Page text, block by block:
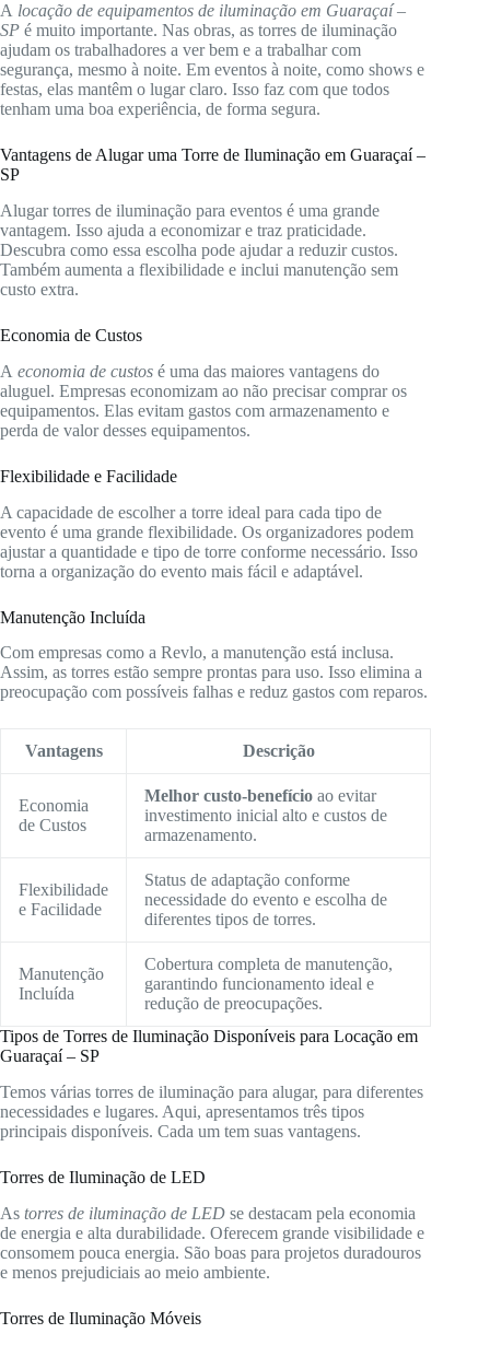
A locação de equipamentos de iluminação em Guaraçaí –
SP é muito importante. Nas obras, as torres de iluminação
ajudam os trabalhadores a ver bem e a trabalhar com
segurança, mesmo à noite. Em eventos à noite, como shows e
festas, elas mantêm o lugar claro. Isso faz com que todos
tenham uma boa experiência, de forma segura.
Vantagens de Alugar uma Torre de Iluminação em Guaraçaí –
SP
Alugar torres de iluminação para eventos é uma grande
vantagem. Isso ajuda a economizar e traz praticidade.
Descubra como essa escolha pode ajudar a reduzir custos.
Também aumenta a flexibilidade e inclui manutenção sem
custo extra.
Economia de Custos
A economia de custos é uma das maiores vantagens do
aluguel. Empresas economizam ao não precisar comprar os
equipamentos. Elas evitam gastos com armazenamento e
perda de valor desses equipamentos.
Flexibilidade e Facilidade
A capacidade de escolher a torre ideal para cada tipo de
evento é uma grande flexibilidade. Os organizadores podem
ajustar a quantidade e tipo de torre conforme necessário. Isso
torna a organização do evento mais fácil e adaptável.
Manutenção Incluída
Com empresas como a Revlo, a manutenção está inclusa.
Assim, as torres estão sempre prontas para uso. Isso elimina a
preocupação com possíveis falhas e reduz gastos com reparos.
Vantagens Descrição
Economia
de Custos
Melhor custo-benefício ao evitar
investimento inicial alto e custos de
armazenamento.
Flexibilidade
e Facilidade
Status de adaptação conforme
necessidade do evento e escolha de
diferentes tipos de torres.
Manutenção
Incluída
Cobertura completa de manutenção,
garantindo funcionamento ideal e
redução de preocupações.
Tipos de Torres de Iluminação Disponíveis para Locação em
Guaraçaí – SP
Temos várias torres de iluminação para alugar, para diferentes
necessidades e lugares. Aqui, apresentamos três tipos
principais disponíveis. Cada um tem suas vantagens.
Torres de Iluminação de LED
As torres de iluminação de LED se destacam pela economia
de energia e alta durabilidade. Oferecem grande visibilidade e
consomem pouca energia. São boas para projetos duradouros
e menos prejudiciais ao meio ambiente.
Torres de Iluminação Móveis